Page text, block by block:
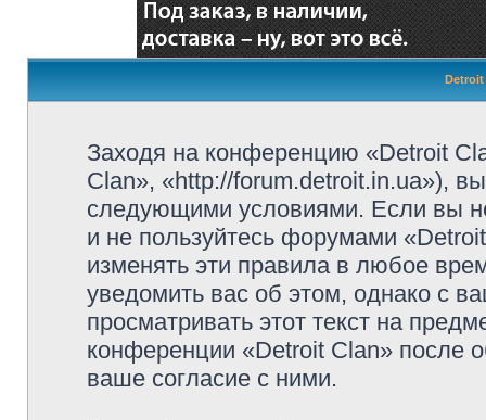
Заходя на конференцию «Detroit
Clan», «http://forum.detroit.in.ua»),
следующими условиями. Если вы
и не пользуйтесь форумами
изменять эти правила в любое
уведомить вас об этом, однако с
просматривать этот текст на
конференции «Detroit Clan» после
ваше согласие с ними.